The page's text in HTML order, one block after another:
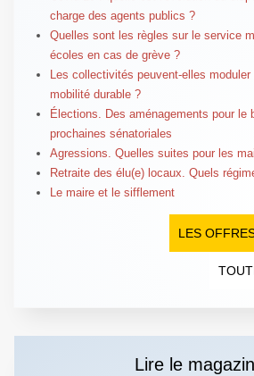
charge des agents publics ?
Quelles sont les règles sur le service
écoles en cas de grève ?
Les collectivités peuvent-elles
mobilité durable ?
Élections. Des aménagements pour le
prochaines sénatoriales
Agressions. Quelles suites pour les
Retraite des élu(e) locaux. Quels
Le maire et le sifflement
LES
Lire le